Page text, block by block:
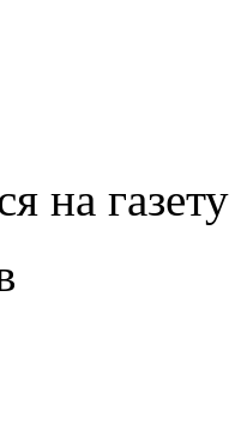
на газету